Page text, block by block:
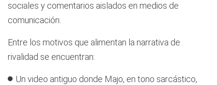
sociales y comentarios aislados en medios de
comunicación.
Entre los motivos que alimentan la narrativa de
rivalidad se encuentran:
Un video antiguo donde Majo, en tono sarcástico,